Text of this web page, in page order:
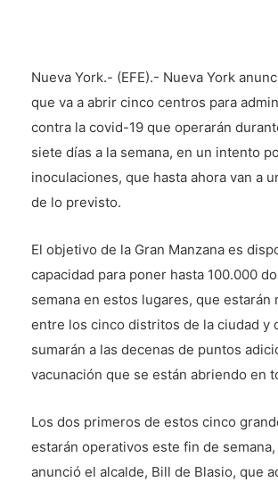
Nueva York.- (EFE).- Nueva York
que va a abrir cinco centros para
contra la covid-19 que operarán
siete días a la semana, en un intento
inoculaciones, que hasta ahora van a
de lo previsto.
El objetivo de la Gran Manzana es
capacidad para poner hasta 100.000
semana en estos lugares, que estarán
entre los cinco distritos de la ciudad y
sumarán a las decenas de puntos
vacunación que se están abriendo en
Los dos primeros de estos cinco
estarán operativos este fin de
anunció el alcalde, Bill de Blasio, que